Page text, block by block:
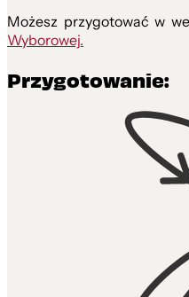
Możesz przygotować w
Wyborowej.
Przygotowanie: